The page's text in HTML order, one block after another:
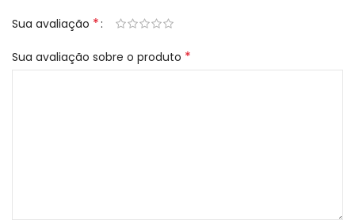
Sua avaliação *
Sua avaliação sobre o produto *